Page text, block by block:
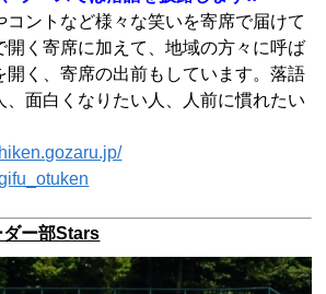
コントなど様々な笑いを寄席で届けて
開く寄席に加えて、地域の方々に呼ば
開く、寄席の出前もしています。落語
、面白くなりたい人、人前に慣れたい
ダー部Stars